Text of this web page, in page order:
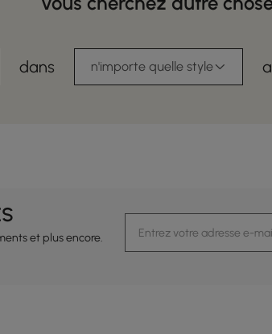
dans n'importe quelle style
et plus encore.